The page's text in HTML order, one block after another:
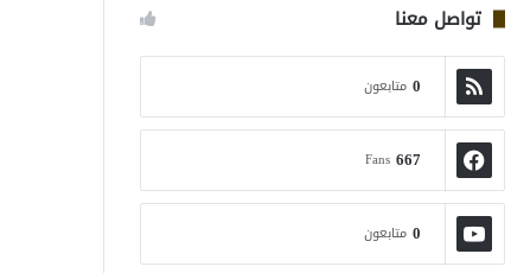
تواصل معنا
0 متابعون
667
Fans
0 متابعون